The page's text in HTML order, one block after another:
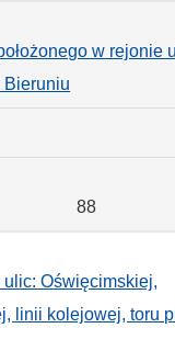
w rejonie
Bieruniu
88
Oświęcimskiej,
linii kolejowej, toru